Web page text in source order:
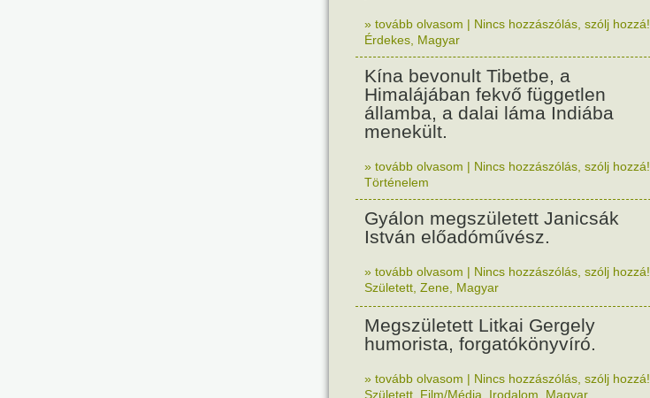
» tovább olvasom | Nincs hozzászólás, szólj hozzá!
Érdekes Magyar
Kína bevonult Tibetbe, a
Himalájában fekvő független
államba, a dalai láma Indiába
menekült.
» tovább olvasom | Nincs hozzászólás, szólj hozzá!
Történelem
Gyálon megszületett Janicsák
István előadóművész.
» tovább olvasom | Nincs hozzászólás, szólj hozzá!
Született Zene Magyar
Megszületett Litkai Gergely
humorista, forgatókönyvíró.
» tovább olvasom | Nincs hozzászólás, szólj hozzá!
Született Film/Média Irodalom Magyar